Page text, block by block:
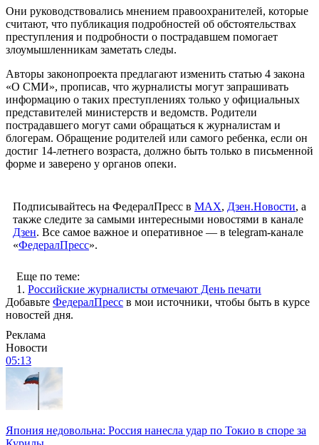
Они руководствовались мнением правоохранителей, которые
считают, что публикация подробностей об обстоятельствах
преступления и подробности о пострадавшем помогает
злоумышленникам заметать следы.
Авторы законопроекта предлагают изменить статью 4 закона
«О СМИ», прописав, что журналисты могут запрашивать
информацию о таких преступлениях только у официальных
представителей министерств и ведомств. Родители
пострадавшего могут сами обращаться к журналистам и
блогерам. Обращение родителей или самого ребенка, если он
достиг 14-летнего возраста, должно быть только в письменной
форме и заверено у органов опеки.
Подписывайтесь на ФедералПресс в МАХ, Дзен.Новости, а
также следите за самыми интересными новостями в канале
Дзен. Все самое важное и оперативное — в telegram-канале
«ФедералПресс».
Еще по теме:
1. Российские журналисты отмечают День печати
Добавьте ФедералПресс в мои источники, чтобы быть в курсе
новостей дня.
Реклама
Новости
05:13
Япония недовольна: Россия нанесла удар по Токио в споре за